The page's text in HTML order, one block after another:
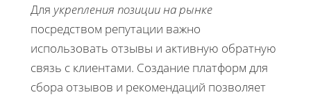
Для укрепления позиции на рынке
посредством репутации важно
использовать отзывы и активную обратную
связь с клиентами. Создание платформ для
сбора отзывов и рекомендаций позволяет